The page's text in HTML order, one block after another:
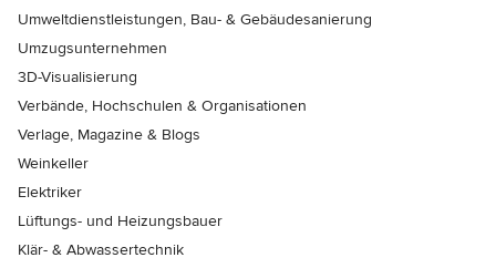
Umweltdienstleistungen, Bau- & Gebäudesanierung
Umzugsunternehmen
3D-Visualisierung
Verbände, Hochschulen & Organisationen
Verlage, Magazine & Blogs
Weinkeller
Elektriker
Lüftungs- und Heizungsbauer
Klär- & Abwassertechnik